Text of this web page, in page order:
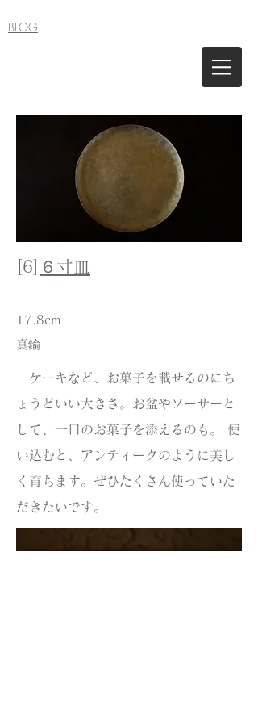
BLOG
[6] ６寸皿
17.8cm
​真鍮
ケーキなど、お菓子を載せるのにち
ょうどいい大きさ。お盆やソーサーと
して、一口のお菓子を添えるのも。 使
い込むと、アンティークのように美し
く育ちます。ぜひたくさん使っていた
だきたいです。